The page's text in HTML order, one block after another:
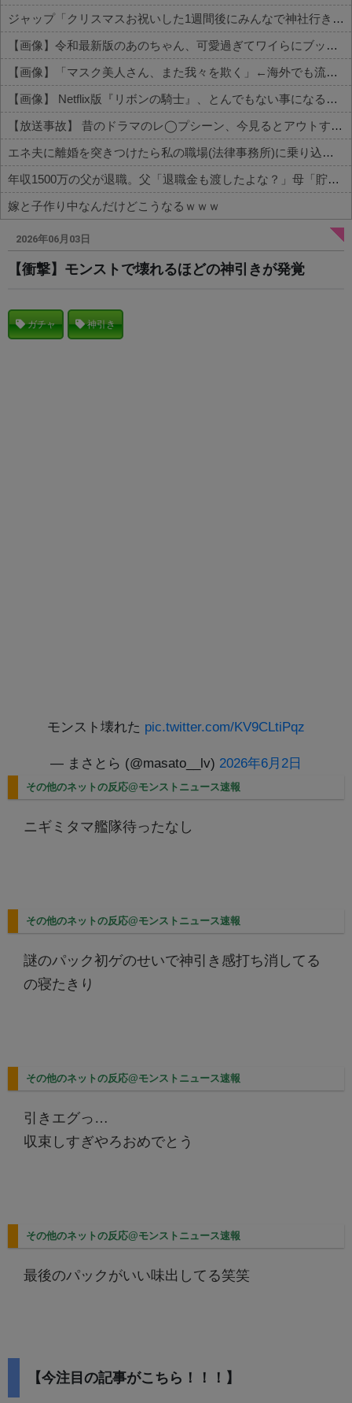
ジャップ「クリスマスお祝いした1週間後にみんなで神社行きます」←これ
【画像】令和最新版のあのちゃん、可愛過ぎてワイらにブッ刺さりまくりw w w w w w
【画像】「マスク美人さん、また我々を欺く」←海外でも流行りだした結果がこちらw w w w w w w
【画像】 Netflix版『リボンの騎士』、とんでもない事になるｗｗｗｗｗ
【放送事故】 昔のドラマのレ◯プシーン、今見るとアウトすぎる・・・
エネ夫に離婚を突きつけたら私の職場(法律事務所)に乗り込んできた 堂々と「離婚の法律相談です。母の薦めでこちらに参りました」と言っているが、...
年収1500万の父が退職。父「退職金も渡したよな？」母「貯金なんてないよー」父「全部なくなったの！？」→予想外の返事に家族騒然となり…
嫁と子作り中なんだけどこうなるｗｗｗ
Powered by livedoor 相互RSS
2026年06月03日
【衝撃】モンストで壊れるほどの神引きが発覚
ガチャ 神引き
モンスト壊れた pic.twitter.com/KV9CLtiPqz
— まさとら (@masato__lv) 2026年6月2日
その他のネットの反応@モンストニュース速報
ニギミタマ艦隊待ったなし
その他のネットの反応@モンストニュース速報
謎のパック初ゲのせいで神引き感打ち消してる
の寝たきり
その他のネットの反応@モンストニュース速報
引きエグっ…
収束しすぎやろおめでとう
その他のネットの反応@モンストニュース速報
最後のパックがいい味出してる笑笑
【今注目の記事がこちら！！！】